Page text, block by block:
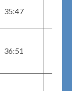
35:47
36:51